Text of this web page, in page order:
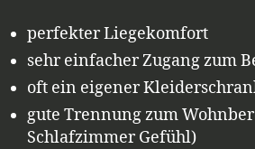
perfekter Liegekomfort
sehr einfacher Zugang zum
oft ein eigener
gute Trennung zum
Schlafzimmer Gefühl)